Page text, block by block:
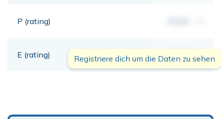
P (rating)
E (rating) 00,00 mt
Registriere dich um die Daten zu sehen